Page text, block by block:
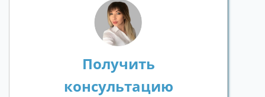
Получить
консультацию